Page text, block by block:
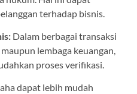
terhadap bisnis.
Dalam berbagai transaksi
lembaga keuangan,
proses verifikasi.
dapat lebih mudah